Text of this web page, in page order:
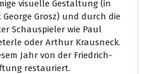
visuelle Gestaltung (in
Grosz) und durch die
Schauspieler wie Paul
oder Arthur Krausneck.
Jahr von der Friedrich-
restauriert.